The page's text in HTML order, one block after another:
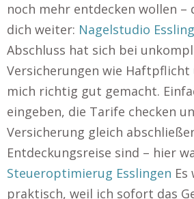
noch mehr entdecken wollen
dich weiter: Nagelstudio
Abschluss hat sich bei
Versicherungen wie
mich richtig gut gemacht.
eingeben, die Tarife checken
Versicherung gleich
Entdeckungsreise sind – hier
Steueroptimierug Esslingen
praktisch, weil ich sofort das